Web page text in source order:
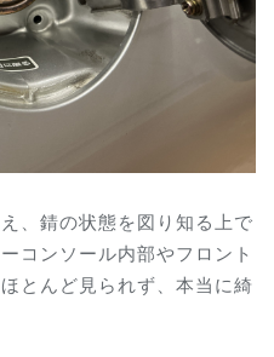
、錆の状態を図り知る上で
コンソール内部やフロント
とんど見られず、本当に綺